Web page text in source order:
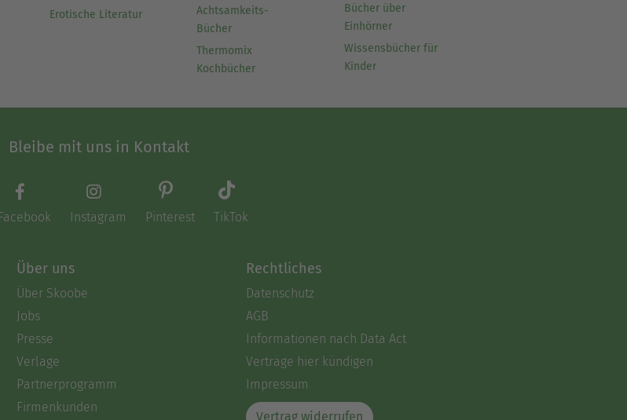
Erotische Literatur
Achtsamkeits-
Bücher
Thermomix
Kochbücher
Bücher über
Einhörner
Wissensbücher für
Kinder
Bleibe mit uns in Kontakt
Facebook Instagram Pinterest TikTok
Über uns
Über Skoobe
Jobs
Presse
Verlage
Partnerprogramm
Firmenkunden
Rechtliches
Datenschutz
AGB
Informationen nach Data Act
Verträge hier kündigen
Impressum
Vertrag widerrufen